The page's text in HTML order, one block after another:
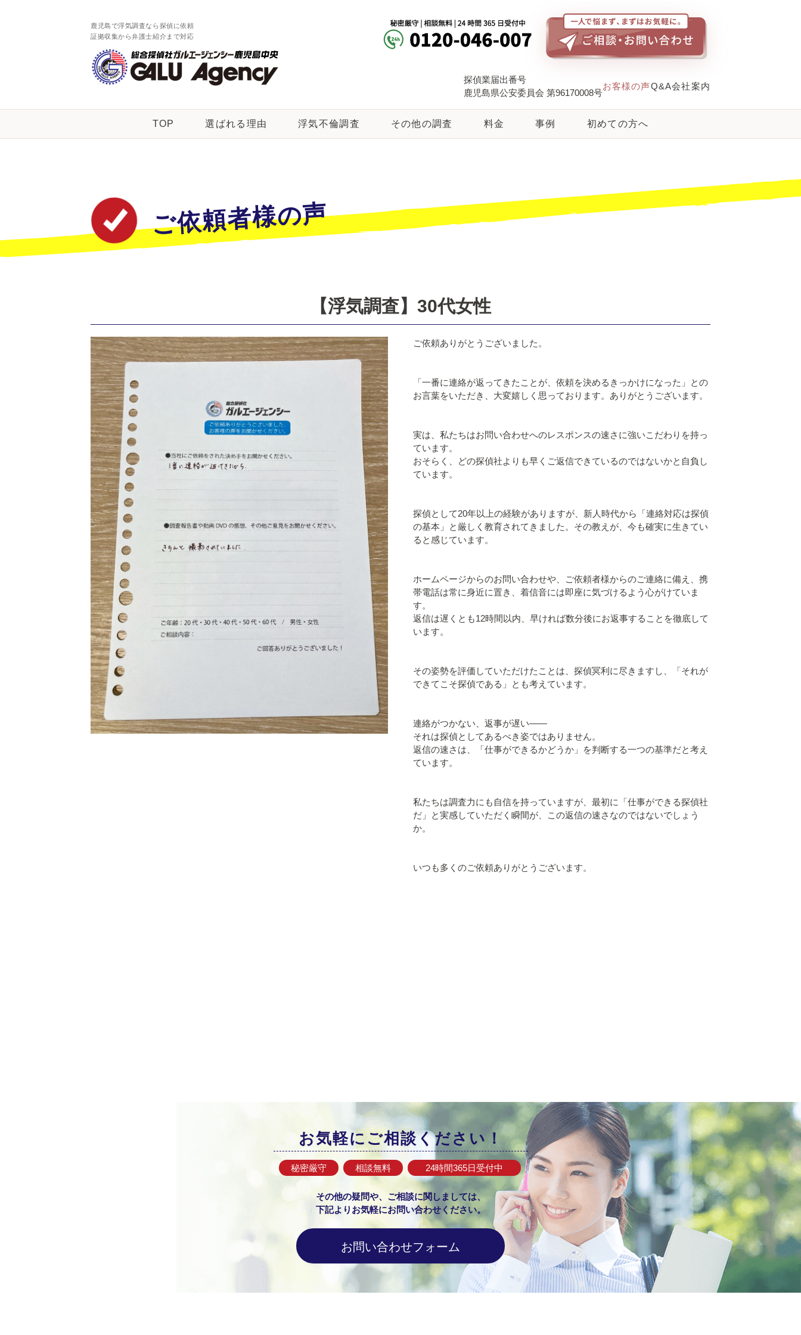
鹿児島で浮気調査なら探偵に依頼
証拠収集から弁護士紹介まで対応
探偵業届出番号
鹿児島県公安委員会 第96170008号
お客様の声Q&A会社案内
TOP 選ばれる理由 浮気不倫調査 その他の調査 料金 事例 初めての方へ
ご依頼者様の声
【浮気調査】30代女性
ご依頼ありがとうございました。
「一番に連絡が返ってきたことが、依頼を決めるきっかけになった」との
お言葉をいただき、大変嬉しく思っております。ありがとうございます。
実は、私たちはお問い合わせへのレスポンスの速さに強いこだわりを持っ
ています。
おそらく、どの探偵社よりも早くご返信できているのではないかと自負し
ています。
探偵として20年以上の経験がありますが、新人時代から「連絡対応は探偵
の基本」と厳しく教育されてきました。その教えが、今も確実に生きてい
ると感じています。
ホームページからのお問い合わせや、ご依頼者様からのご連絡に備え、携
帯電話は常に身近に置き、着信音には即座に気づけるよう心がけていま
す。
返信は遅くとも12時間以内、早ければ数分後にお返事することを徹底して
います。
その姿勢を評価していただけたことは、探偵冥利に尽きますし、「それが
できてこそ探偵である」とも考えています。
連絡がつかない、返事が遅い――
それは探偵としてあるべき姿ではありません。
返信の速さは、「仕事ができるかどうか」を判断する一つの基準だと考え
ています。
私たちは調査力にも自信を持っていますが、最初に「仕事ができる探偵社
だ」と実感していただく瞬間が、この返信の速さなのではないでしょう
か。
いつも多くのご依頼ありがとうございます。
お気軽にご相談ください！
秘密厳守 相談無料 24時間365日受付中
その他の疑問や、ご相談に関しましては、
下記よりお気軽にお問い合わせください。
お問い合わせフォーム